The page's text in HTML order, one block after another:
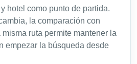
hotel como punto de partida.
la comparación con
ruta permite mantener la
empezar la búsqueda desde